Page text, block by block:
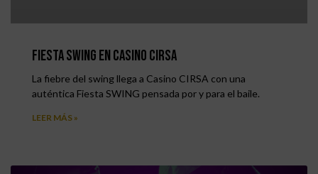
Fiesta SWING en Casino CIRSA
La fiebre del swing llega a Casino CIRSA con una
auténtica Fiesta SWING pensada por y para el baile.
LEER MÁS »